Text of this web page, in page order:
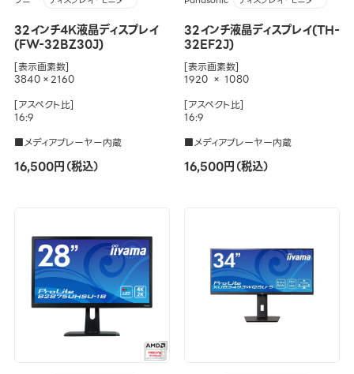
32インチ4K液晶ディスプレイ
(FW-32BZ30J)
[表示画素数]
3840×2160
[アスペクト比]
16:9
■メディアプレーヤー内蔵
16,500円（税込）
32インチ液晶ディスプレイ(TH-
32EF2J)
[表示画素数]
1920 × 1080
[アスペクト比]
16:9
■メディアプレーヤー内蔵
16,500円（税込）